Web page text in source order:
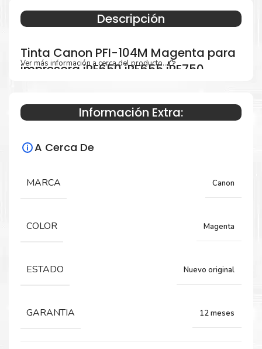
Descripción
Tinta Canon PFI-104M Magenta para
impresora iPF650 iPF655 iPF750
ImagePROGRAF iPF650, iPF655, iPF750,
Capacidad:
Ver más información a cerca del producto...
Información Extra:
A Cerca De
MARCA Canon
COLOR Magenta
ESTADO Nuevo original
GARANTIA 12 meses